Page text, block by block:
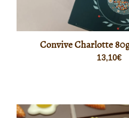
Convive Charlotte
13,10€